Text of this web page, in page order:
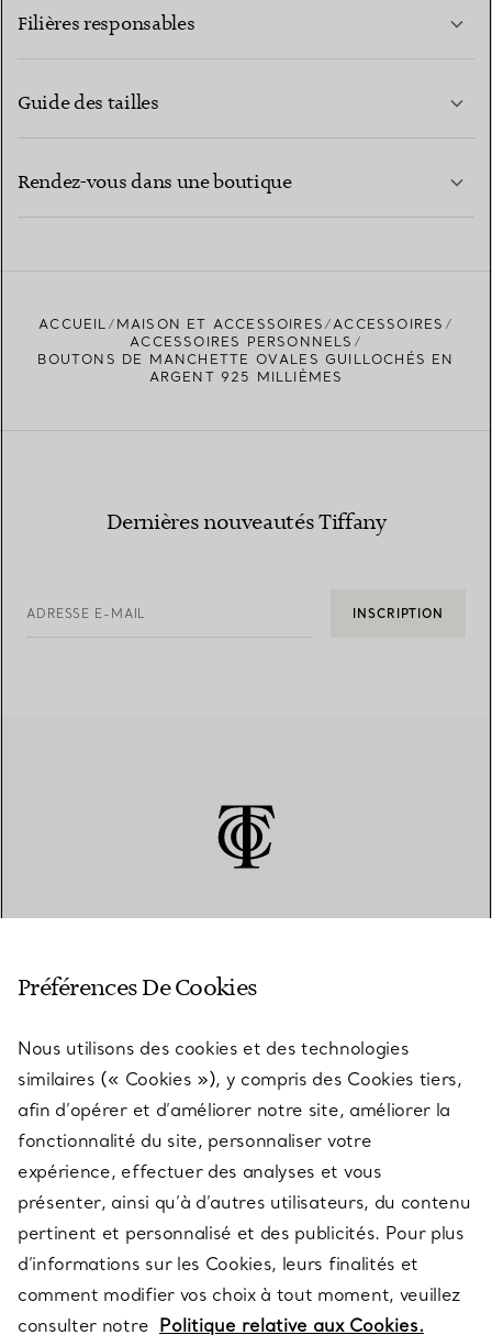
Filières responsables
Guide des tailles
Rendez-vous dans une boutique
TROUVEZ LA BOUTIQUE LA PLUS PROCHE
ACCUEIL MAISON ET ACCESSOIRES
ACCESSOIRES
ACCESSOIRES PERSONNELS
BOUTONS DE MANCHETTE OVALES GUILLOCHÉS EN
ARGENT 925 MILLIÈMES
Dernières nouveautés Tiffany
ADRESSE E-MAIL INSCRIPTION
SERVICES
À PROPOS
QUESTIONS LÉGALES
SUIVEZ-NOUS
Préférences De Cookies
Nous utilisons des cookies et des technologies
similaires (« Cookies »), y compris des Cookies tiers,
afin d’opérer et d’améliorer notre site, améliorer la
fonctionnalité du site, personnaliser votre
expérience, effectuer des analyses et vous
présenter, ainsi qu’à d’autres utilisateurs, du contenu
pertinent et personnalisé et des publicités. Pour plus
d’informations sur les Cookies, leurs finalités et
comment modifier vos choix à tout moment, veuillez
consulter notre Politique relative aux Cookies.